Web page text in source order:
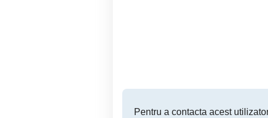
Pentru a contacta acest